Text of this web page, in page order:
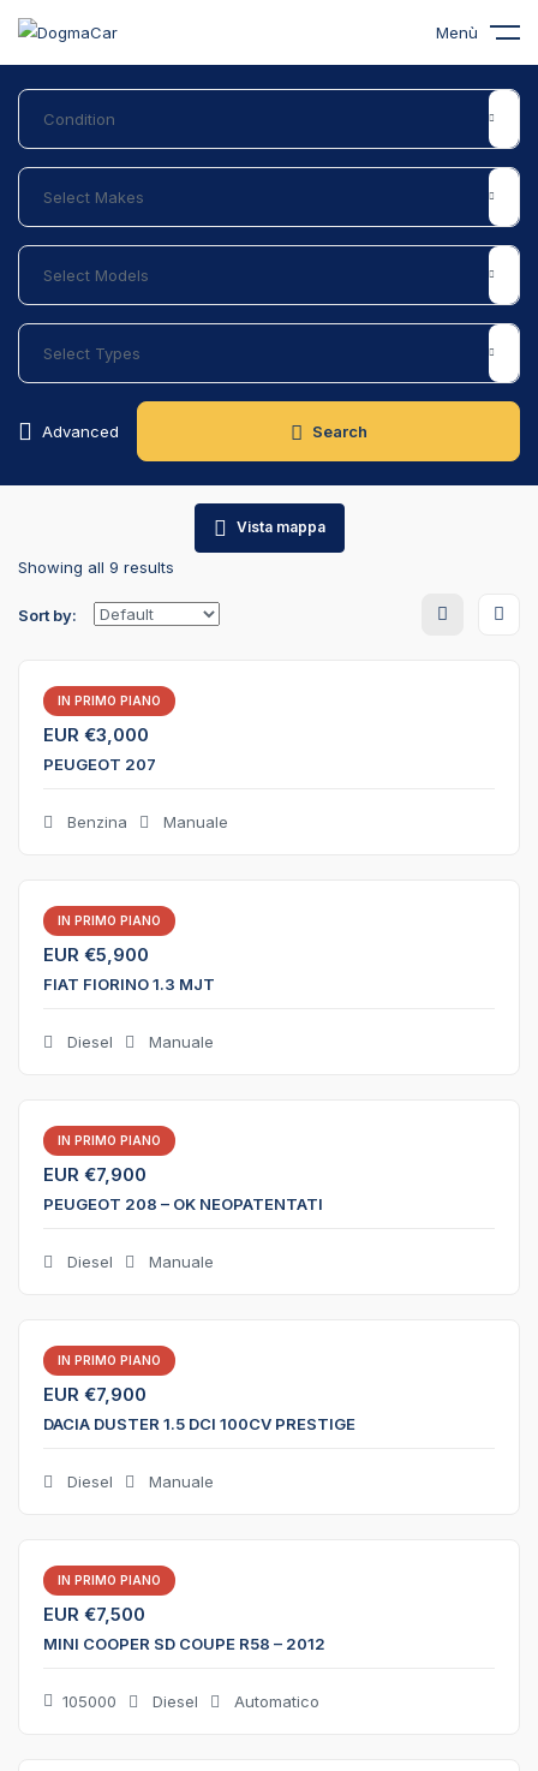
Menù
Advanced Search
Vista mappa
Showing all 9 results
Sort by:
IN PRIMO PIANO
EUR €3,000
PEUGEOT 207
Benzina Manuale
IN PRIMO PIANO
EUR €5,900
FIAT FIORINO 1.3 MJT
Diesel Manuale
IN PRIMO PIANO
EUR €7,900
PEUGEOT 208 – OK NEOPATENTATI
Diesel Manuale
IN PRIMO PIANO
EUR €7,900
DACIA DUSTER 1.5 DCI 100CV PRESTIGE
Diesel Manuale
IN PRIMO PIANO
EUR €7,500
MINI COOPER SD COUPE R58 – 2012
105000 Diesel Automatico